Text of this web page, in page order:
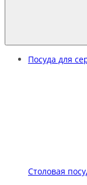
Посуда для
Столовая